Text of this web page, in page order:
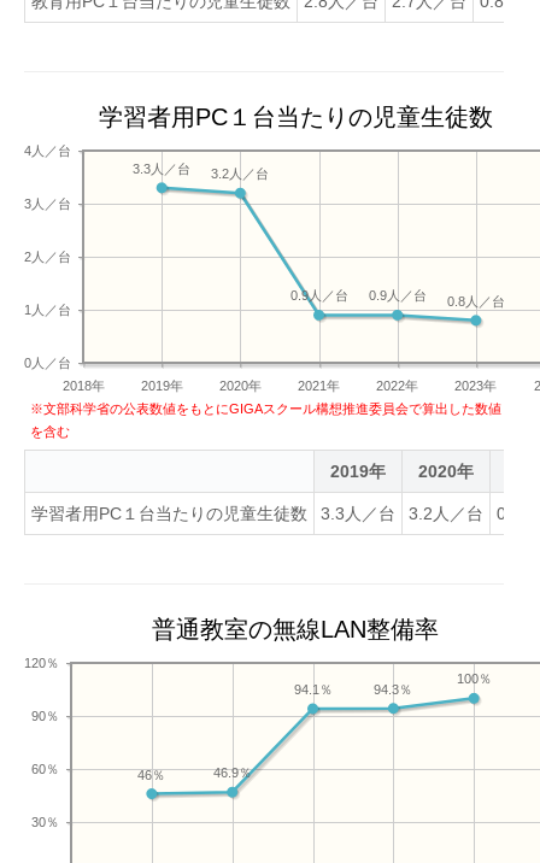
学習者用PC１台当たりの児童生徒数
2018年 2019年 2020年 2021年 2022年 2023年
0人／台
1人／台
2人／台
3人／台
4人／台
0.8人／台
0.9人／台
0.9人／台
3.2人／台
3.3人／台
※文部科学省の公表数値をもとにGIGAスクール構想推進委員会で算出した数値
を含む
2019年 2020年
学習者用PC１台当たりの児童生徒数 3.3人／台 3.2人／台 0.9
普通教室の無線LAN整備率
30％
60％
90％
120％
100％
94.3％
94.1％
46.9％
46％